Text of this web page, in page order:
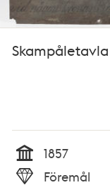
Skampåletavla
Tid
1857
Föremål